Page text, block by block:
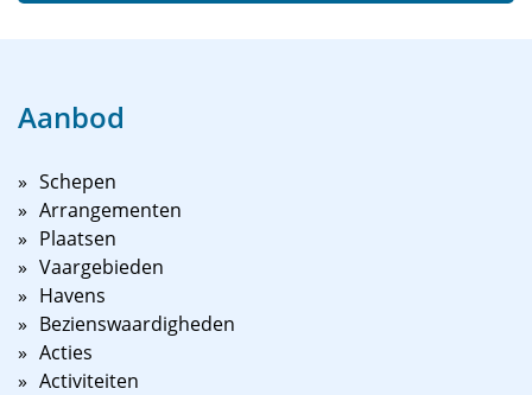
Aanbod
Schepen
Arrangementen
Plaatsen
Vaargebieden
Havens
Bezienswaardigheden
Acties
Activiteiten